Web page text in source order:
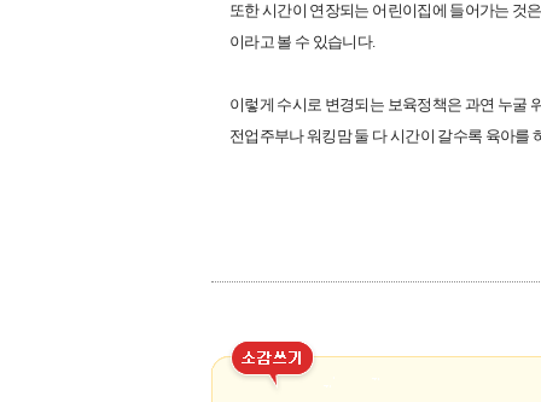
또한 시간이 연장되는 어린이집에 들어가는 것
이라고 볼 수 있습니다.
이렇게 수시로 변경되는 보육정책은 과연 누굴
전업주부나 워킹맘 둘 다 시간이 갈수록 육아를